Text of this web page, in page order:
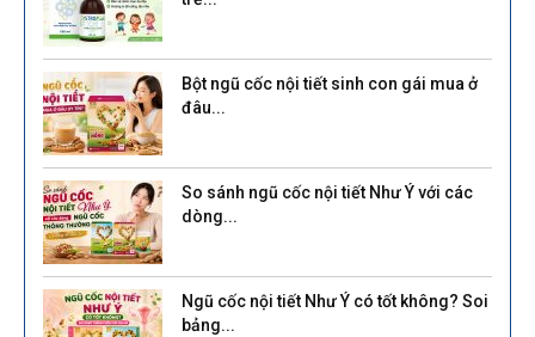
Bột ngũ cốc nội tiết sinh con gái mua ở
đâu...
So sánh ngũ cốc nội tiết Như Ý với các
dòng...
Ngũ cốc nội tiết Như Ý có tốt không? Soi
bảng...